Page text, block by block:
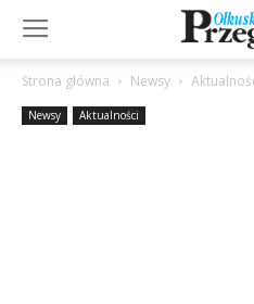
Strona główna Newsy
Newsy Aktualności